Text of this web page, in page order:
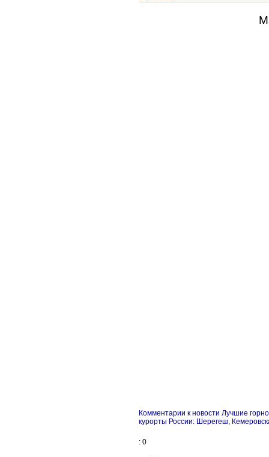
Комментарии к новости Лучшие
курорты России: Шерегеш,
: 0